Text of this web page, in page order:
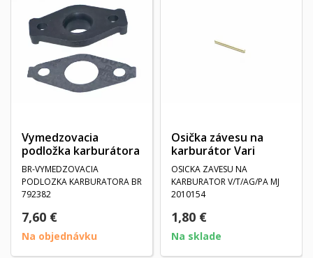
Vymedzovacia
podložka karburátora
BR-VYMEDZOVACIA
PODLOZKA KARBURATORA BR
792382
7,60 €
Na objednávku
Osička závesu na
karburátor Vari
OSICKA ZAVESU NA
KARBURATOR V/T/AG/PA MJ
2010154
1,80 €
Na sklade